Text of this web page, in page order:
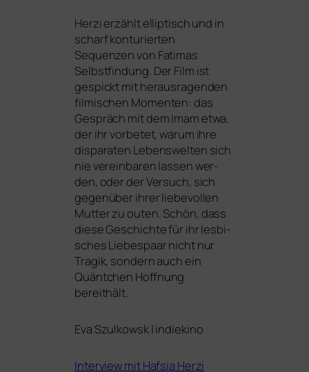
Herzi erzählt ellip­tisch und in
scharf kon­tu­rier­ten
Sequenzen von Fatimas
Selbstfindung. Der Film ist
gespickt mit her­aus­ra­gen­den
fil­mi­schen Momenten: das
Gespräch mit dem Imam etwa,
der ihr vor­be­tet, war­um ihre
dis­pa­ra­ten Lebenswelten sich
nie ver­ein­ba­ren las­sen wer­
den, oder der Versuch, sich
gegen­über ihrer lie­be­vol­len
Mutter zu outen. Schön, dass
die­se Geschichte für ihr les­bi­
sches Liebespaar nicht nur
Tragik, son­dern auch ein
Quäntchen Hoffnung
bereithält.
Eva Szulkowsk | indiekino
Interview mit Hafsia Herzi